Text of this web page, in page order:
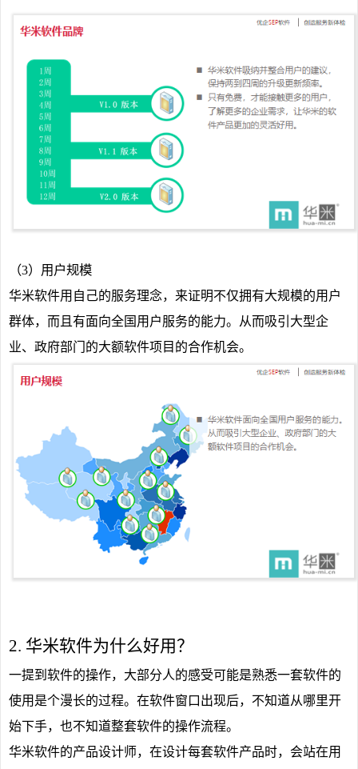
（3）用户规模
华米软件用自己的服务理念，来证明不仅拥有大规模的用户
群体，而且有面向全国用户服务的能力。从而吸引大型企
业、政府部门的大额软件项目的合作机会。
2. 华米软件为什么好用？
一提到软件的操作，大部分人的感受可能是熟悉一套软件的
使用是个漫长的过程。在软件窗口出现后，不知道从哪里开
始下手，也不知道整套软件的操作流程。
华米软件的产品设计师，在设计每套软件产品时，会站在用